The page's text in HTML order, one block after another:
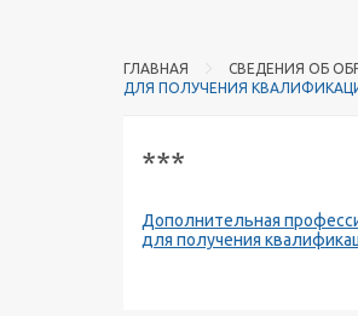
ГЛАВНАЯ СВЕДЕНИЯ ОБ
ДЛЯ ПОЛУЧЕНИЯ
***
Дополнительная
для получения